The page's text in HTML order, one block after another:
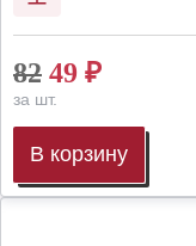
82 49 ₽
за шт.
В корзину